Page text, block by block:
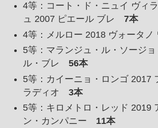
4等：コート・ド・ニュイ ヴィ
ュ 2007 ピエール ブレ 7本
4等：メルロー 2018 ヴォータ
5等：マランジュ・ル・ソージ
ル・ブレ 56本
5等：カイーニョ・ロンゴ 2017
ラディオ 3本
5等：キロメトロ・レッド 2019
ン・カンパニー 11本